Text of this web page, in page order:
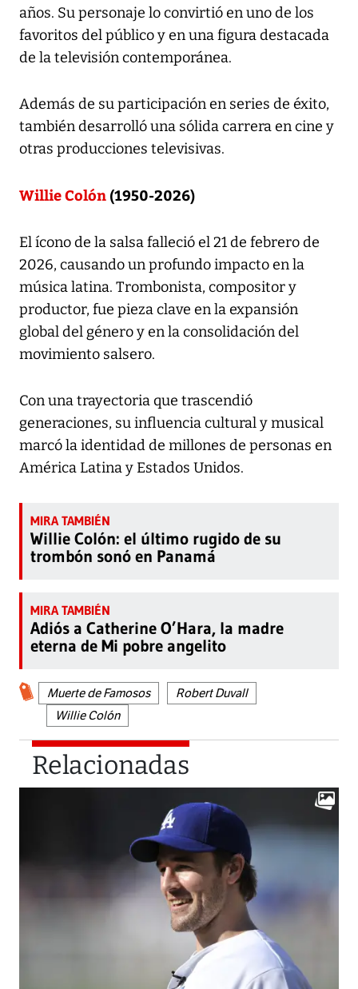
años. Su personaje lo convirtió en uno de los
favoritos del público y en una figura destacada
de la televisión contemporánea.
Además de su participación en series de éxito,
también desarrolló una sólida carrera en cine y
otras producciones televisivas.
Willie Colón (1950-2026)
El ícono de la salsa falleció el 21 de febrero de
2026, causando un profundo impacto en la
música latina. Trombonista, compositor y
productor, fue pieza clave en la expansión
global del género y en la consolidación del
movimiento salsero.
Con una trayectoria que trascendió
generaciones, su influencia cultural y musical
marcó la identidad de millones de personas en
América Latina y Estados Unidos.
Willie Colón: el último rugido de su
trombón sonó en Panamá
Adiós a Catherine O’Hara, la madre
eterna de Mi pobre angelito
Muerte de Famosos
Robert Duvall
Willie Colón
Relacionadas